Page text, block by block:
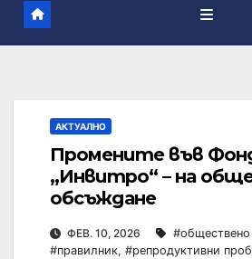
АКТУАЛНО
Промените във
„Инвитро“ – на
обсъждане
ФЕВ. 10, 2026
#правилник, #репродуктивни